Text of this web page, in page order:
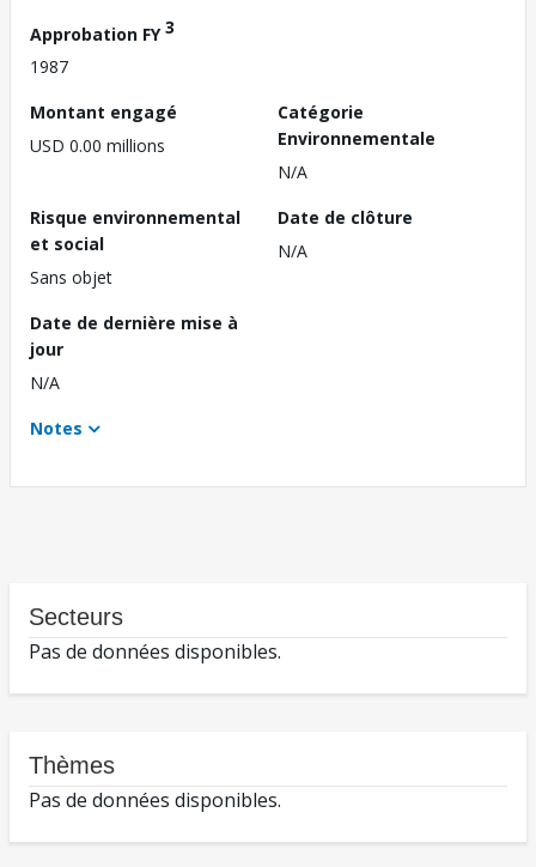
Approbation FY3
1987
Montant engagé
USD 0.00 millions
Catégorie
Environnementale
N/A
Risque environnemental
et social
Sans objet
Date de clôture
N/A
Date de dernière mise à
jour
N/A
Notes
Secteurs
Pas de données disponibles.
Thèmes
Pas de données disponibles.